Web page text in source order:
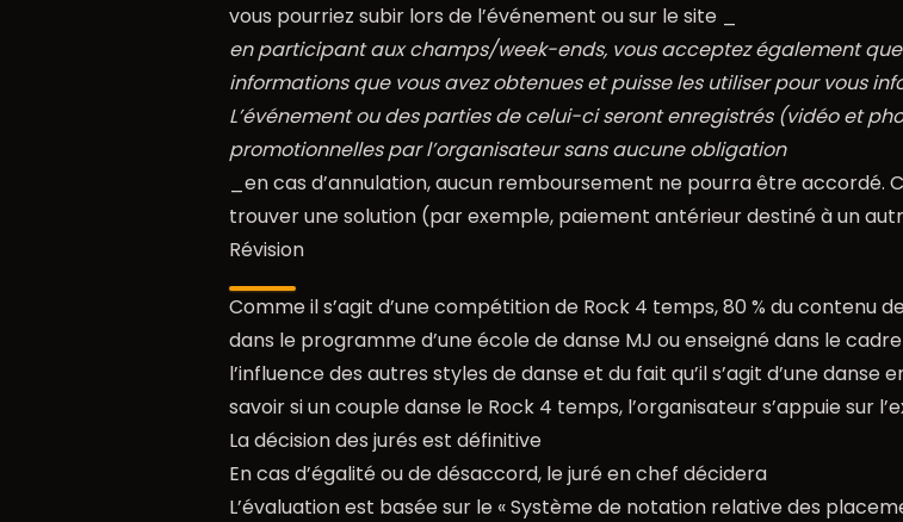
vous pourriez subir lors de l’événement ou sur le site _
en participant aux champs/week-ends, vous acceptez également
informations que vous avez obtenues et puisse les utiliser pour vous
L’événement ou des parties de celui-ci seront enregistrés (vidéo et
promotionnelles par l’organisateur sans aucune obligation
_en cas d’annulation, aucun remboursement ne pourra être accordé.
trouver une solution (par exemple, paiement antérieur destiné à un
Révision
Comme il s’agit d’une compétition de Rock 4 temps, 80 % du contenu
dans le programme d’une école de danse MJ ou enseigné dans le
l’influence des autres styles de danse et du fait qu’il s’agit d’une
savoir si un couple danse le Rock 4 temps, l’organisateur s’appuie sur
La décision des jurés est définitive
En cas d’égalité ou de désaccord, le juré en chef décidera
L’évaluation est basée sur le « Système de notation relative des